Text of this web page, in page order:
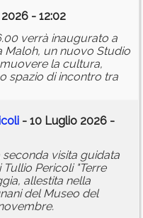
- 12:02
verrà inaugurato a
Maloh, un nuovo Studio
la cultura,
spazio di incontro tra
- 10 Luglio 2026 -
seconda visita guidata
Pericoli "Terre
allestita nella
del Museo del